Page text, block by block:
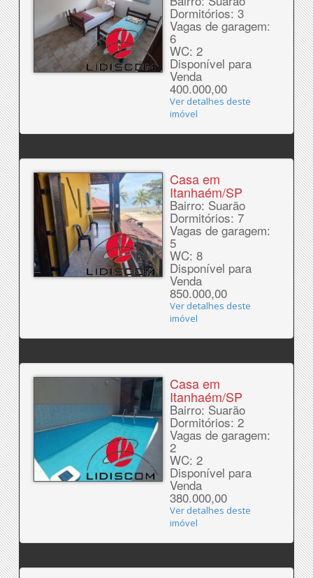
Dormitórios: 3
Vagas de garagem:
6
WC: 2
Disponível para
Venda
400.000,00
Ver detalhes deste
imóvel
Casa em
Itanhaém/SP
Bairro: Suarão
Dormitórios: 7
Vagas de garagem:
5
WC: 8
Disponível para
Venda
850.000,00
Ver detalhes deste
imóvel
Casa em
Itanhaém/SP
Bairro: Suarão
Dormitórios: 2
Vagas de garagem:
2
WC: 2
Disponível para
Venda
380.000,00
Ver detalhes deste
imóvel